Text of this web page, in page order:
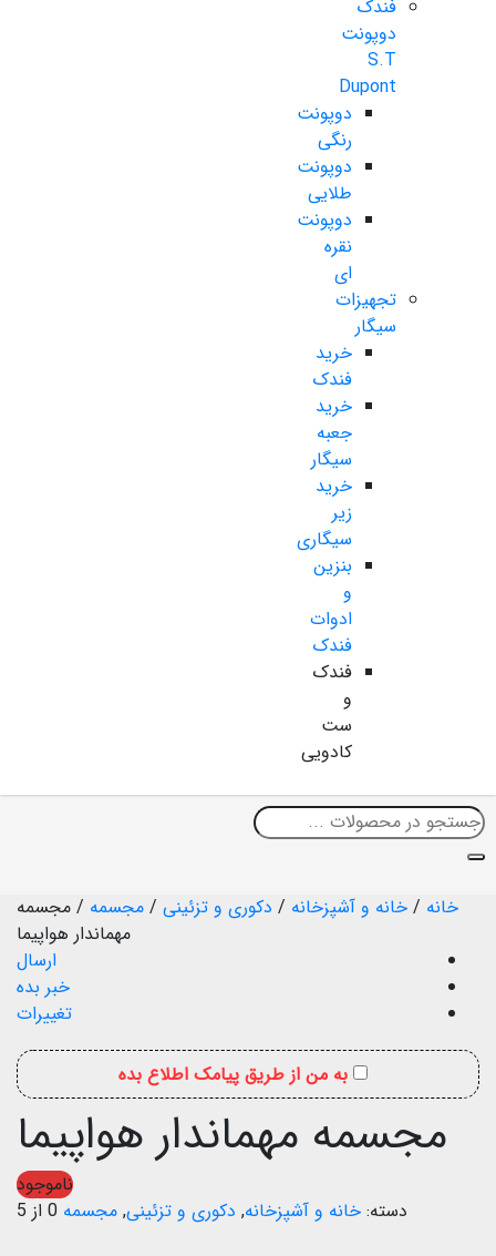
فندک
دوپونت
S.T
Dupont
دوپونت
رنگی
دوپونت
طلایی
دوپونت
نقره
ای
تجهیزات
سیگار
خرید
فندک
خرید
جعبه
سیگار
خرید
زیر
سیگاری
بنزین
و
ادوات
فندک
فندک
و
ست
کادویی
خانه / خانه و آشپزخانه / دکوری و تزئینی / مجسمه / مجسمه
مهماندار هواپیما
ارسال
خبر بده
تغییرات
به من از طریق پیامک اطلاع بده
مجسمه مهماندار هواپیما
ناموجود
دسته: خانه و آشپزخانه, دکوری و تزئینی, مجسمه 0 از 5